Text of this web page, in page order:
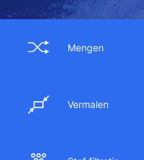
Mengen
Vermalen